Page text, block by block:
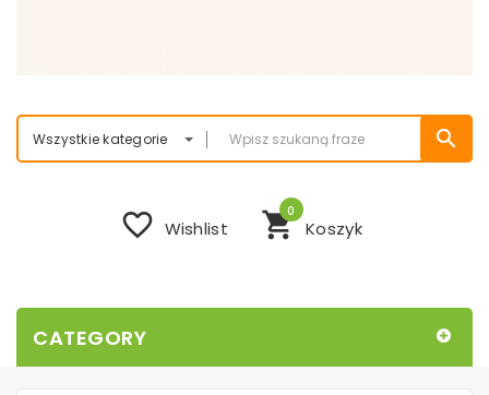
Wszystkie kategorie search
shopping_cart Koszyk
0
favorite_border Wishlist
CATEGORY